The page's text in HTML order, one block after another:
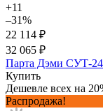
+11
–31%
22 114 ₽
32 065 ₽
Парта Дэми СУТ-
Купить
Дешевле всех на
Распродажа!